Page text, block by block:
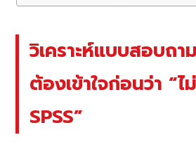
วิเคราะห์แบบสอบถา
ต้องเข้าใจก่อนว่า “
SPSS”